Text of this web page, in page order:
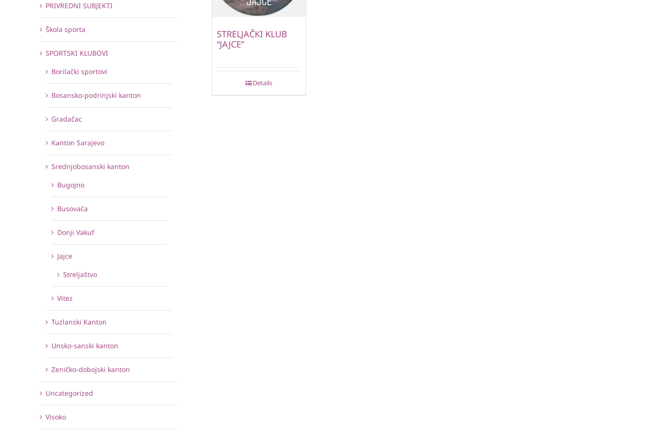
STRELJAČKI KLUB
“JAJCE”
Details
PRIVREDNI SUBJEKTI
Škola sporta
SPORTSKI KLUBOVI
Borilački sportovi
Bosansko-podrinjski kanton
Gradačac
Kanton Sarajevo
Srednjobosanski kanton
Bugojno
Busovača
Donji Vakuf
Jajce
Streljaštvo
Vitez
Tuzlanski Kanton
Unsko-sanski kanton
Zeničko-dobojski kanton
Uncategorized
Visoko